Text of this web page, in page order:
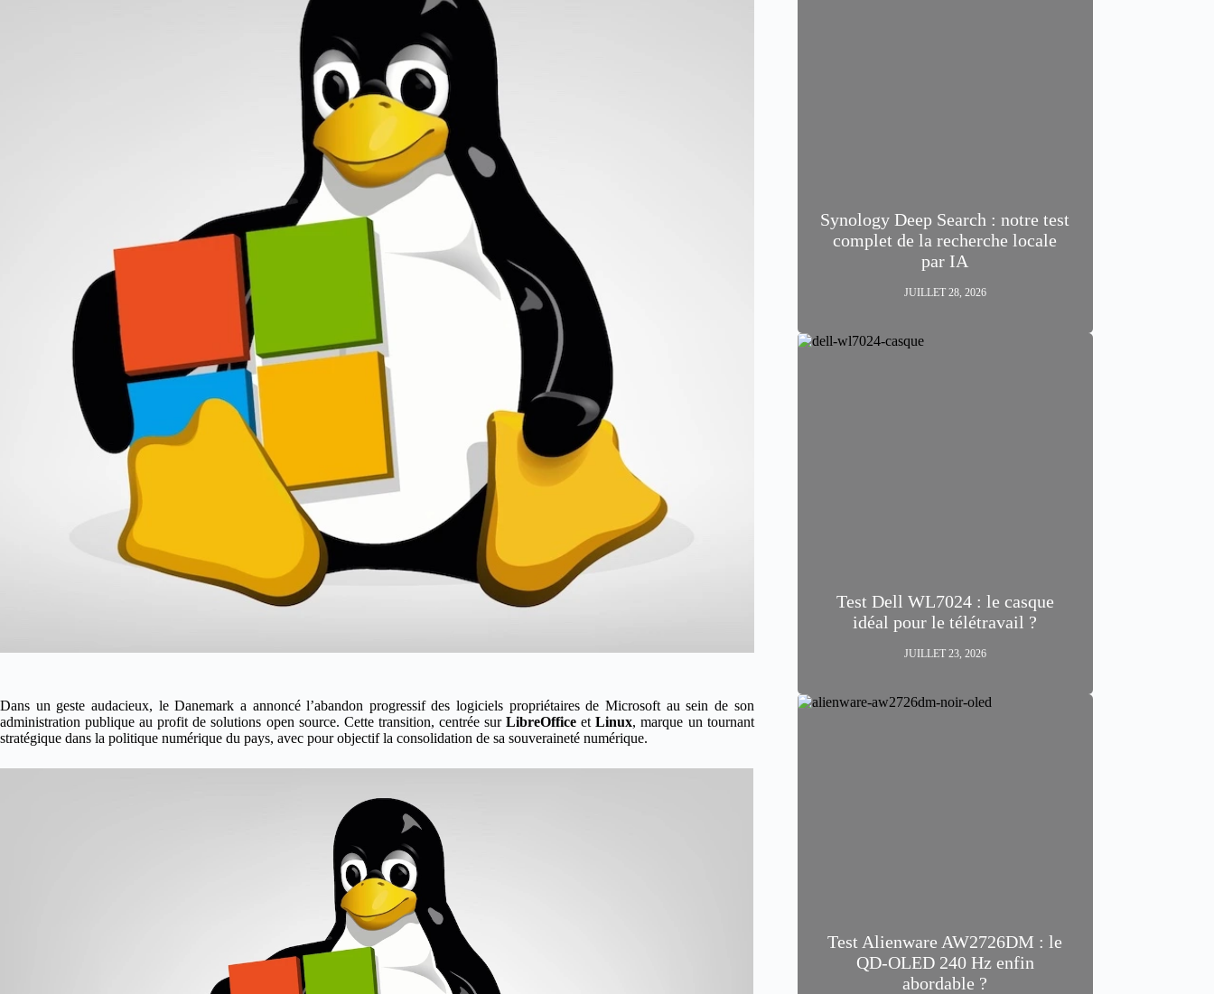
Dans un geste audacieux, le Danemark a annoncé l’abandon progressif des logiciels propriétaires de Microsoft au sein de son
administration publique au profit de solutions open source. Cette transition, centrée surLibreOffice etLinux, marque un tournant
stratégique dans la politique numérique du pays, avec pour objectif la consolidation de sa souveraineté numérique.
Synology Deep Search : notre test
complet de la recherche locale
par IA
JUILLET 28, 2026
Test Dell WL7024 : le casque
idéal pour le télétravail ?
JUILLET 23, 2026
Test Alienware AW2726DM : le
QD-OLED 240 Hz enfin
abordable ?